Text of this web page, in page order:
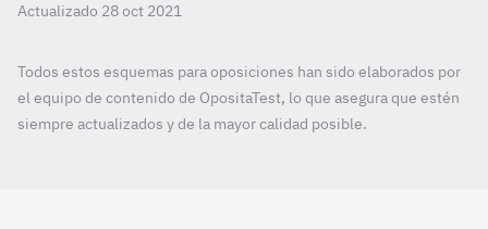
Actualizado 28 oct 2021
Todos estos esquemas para oposiciones han sido elaborados por
el equipo de contenido de OpositaTest, lo que asegura que estén
siempre actualizados y de la mayor calidad posible.